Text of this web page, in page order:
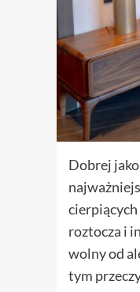
Dobrej
cierpiących
roztocza i
wolny od
tym